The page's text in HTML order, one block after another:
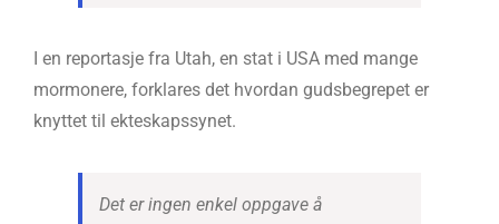
I en reportasje fra Utah, en stat i USA med mange
mormonere, forklares det hvordan gudsbegrepet er
knyttet til ekteskapssynet.
Det er ingen enkel oppgave å